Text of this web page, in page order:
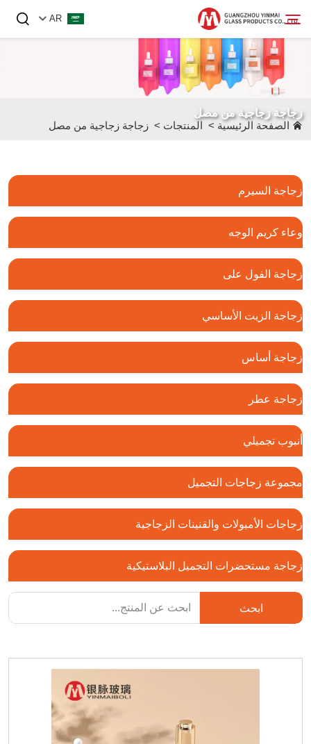
AR
الصفحة الرئيسية
المنتجات
الأخبار
زجاجة زجاجية من مصل
الصفحة الرئيسية > المنتجات > زجاجة زجاجية من مصل
زجاجة السيرم
وعاء كريم الوجه
زجاجة الفول على
زجاجة الزيت الأساسي
زجاجة أساس
زجاجة عطر
أنبوب تجميلي
مجموعة زجاجات التجميل
زجاجات الأمبولات والقنينات الزجاجية
زجاجة مستحضرات التجميل البلاستيكية
ابحث